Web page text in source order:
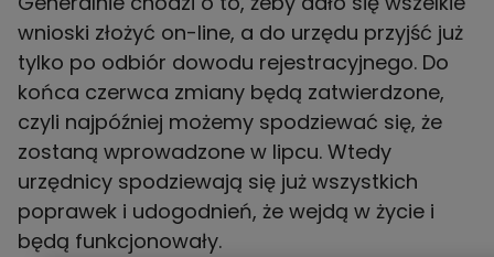
wnioski złożyć on-line, a do urzędu przyjść już
tylko po odbiór dowodu rejestracyjnego. Do
końca czerwca zmiany będą zatwierdzone,
czyli najpóźniej możemy spodziewać się, że
zostaną wprowadzone w lipcu. Wtedy
urzędnicy spodziewają się już wszystkich
poprawek i udogodnień, że wejdą w życie i
będą funkcjonowały.